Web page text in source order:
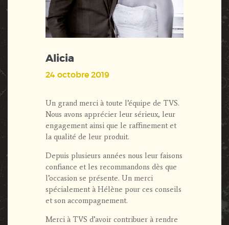
Alicia
24 octobre 2019
Un grand merci à toute l’équipe de TVS.
Nous avons apprécier leur sérieux, leur
engagement ainsi que le raffinement et
la qualité de leur produit.
Depuis plusieurs années nous leur faisons
confiance et les recommandons dès que
l’occasion se présente. Un merci
spécialement à Hélène pour ces conseils
et son accompagnement.
Merci à TVS d’avoir contribuer à rendre